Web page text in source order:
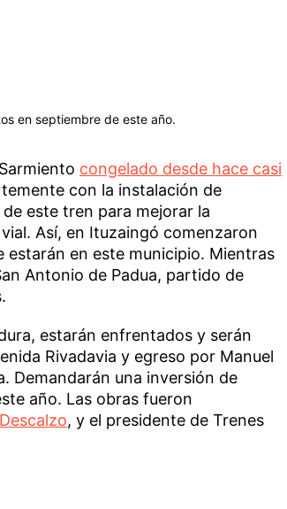
en septiembre de este año.
congelado desde hace casi
con la instalación de
este tren para mejorar la
Así, en Ituzaingó comenzaron
estarán en este municipio. Mientras
Antonio de Padua, partido de
estarán enfrentados y serán
Rivadavia y egreso por Manuel
Demandarán una inversión de
año. Las obras fueron
, y el presidente de Trenes